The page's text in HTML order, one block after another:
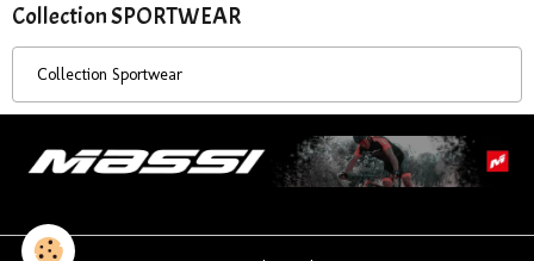
Collection SPORTWEAR
Collection Sportwear